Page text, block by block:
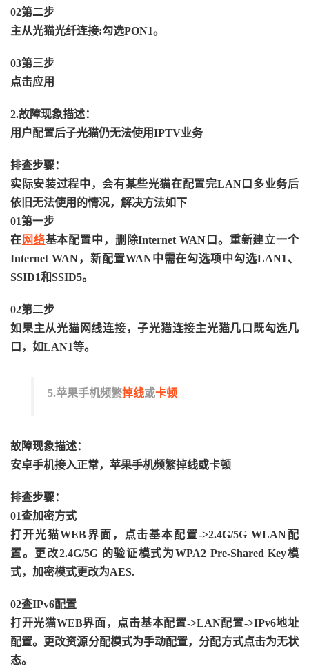
02第二步
主从光猫光纤连接:勾选PON1。
03第三步
点击应用
2.故障现象描述：
用户配置后子光猫仍无法使用IPTV业务
排查步骤：
实际安装过程中，会有某些光猫在配置完LAN口多业务后
依旧无法使用的情况，解决方法如下
01第一步
在 网络基本配置中，删除Internet WAN口。重新建立一个
Internet WAN，新配置WAN中需在勾选项中勾选LAN1、
SSID1和SSID5。
02第二步
如果主从光猫网线连接，子光猫连接主光猫几口既勾选几
口，如LAN1等。
5.苹果手机频繁掉线或卡顿
故障现象描述：
安卓手机接入正常，苹果手机频繁掉线或卡顿
排查步骤：
01查加密方式
打开光猫WEB界面，点击基本配置->2.4G/5G WLAN配
置。更改2.4G/5G 的验证模式为WPA2 Pre-Shared Key模
式，加密模式更改为AES.
02查IPv6配置
打开光猫WEB界面，点击基本配置->LAN配置->IPv6地址
配置。更改资源分配模式为手动配置，分配方式点击为无状
态。